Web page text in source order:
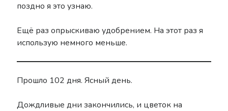
поздно я это узнаю.
Ещё раз опрыскиваю удобрением. На этот раз я
использую немного меньше.
Прошло 102 дня. Ясный день.
Дождливые дни закончились, и цветок на